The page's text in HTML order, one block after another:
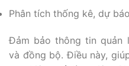
Phân tích thống kê, dự
Đảm bảo thông tin quản
và đồng bộ. Điều này,